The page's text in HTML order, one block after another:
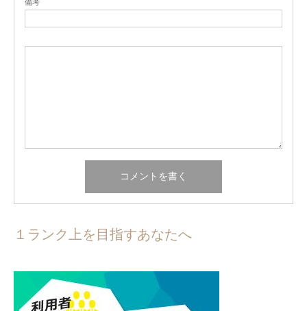
備考
１ランク上を目指すあなたへ